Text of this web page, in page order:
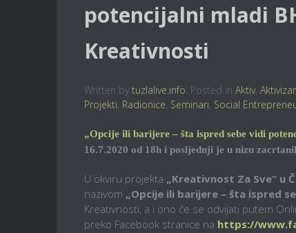
potencijalni mladi
Kreativnosti
Written by tuzlalive.info. Posted in Aktiv,
Projekti, Radionice, Seminari, Social
„Opcije ili barijere – šta ispred sebe vidi
16.7.2020 od 18h i posljednji je u nizu
U okviru projekta „Kreativnost Za Sve“ u
nazivom „Opcije ili barijere – šta ispred
Kreativnosti, a i ono će se odvijati putem
preko Facebook stranice na https://